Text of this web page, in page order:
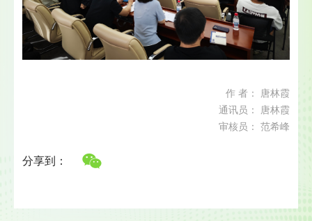
作 者： 唐林霞
通讯员： 唐林霞
审核员： 范希峰
分享到：